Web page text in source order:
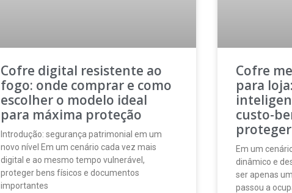
Cofre digital resistente ao
fogo: onde comprar e como
escolher o modelo ideal
para máxima proteção
Introdução: segurança patrimonial em um
novo nível Em um cenário cada vez mais
digital e ao mesmo tempo vulnerável,
proteger bens físicos e documentos
importantes
Cofre
para
custo-
Em um
dinâmico e
ser apenas
passou a